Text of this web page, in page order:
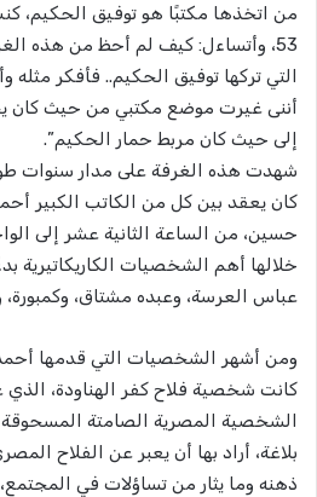
من اتخذها مكتبًا هو توفيق الحكيم،
53، وأتساءل: كيف لم أحظ من هذه
التي تركها توفيق الحكيم.. فأفكر مثله
أننى غيرت موضع مكتبي من حيث كان
إلى حيث كان مربط حمار الحكيم”.
شهدت هذه الغرفة على مدار سنوات
كان يعقد بين كل من الكاتب الكبير
حسين، من الساعة الثانية عشر إلى
خلالها أهم الشخصيات الكاريكاتيرية
عباس العرسة، وعبده مشتاق،
ومن أشهر الشخصيات التي قدمها
كانت شخصية فلاح كفر الهناودة،
الشخصية المصرية الصامتة المسحوقة
بلاغة، أراد بها أن يعبر عن الفلاح
ذهنه وما يثار من تساؤلات في